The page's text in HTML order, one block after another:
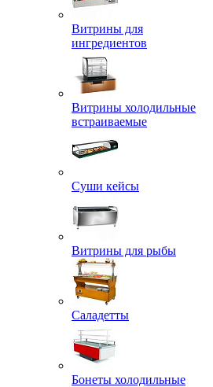
Витрины для
ингредиентов
Витрины холодильные
встраиваемые
Суши кейсы
Витрины для рыбы
Саладетты
Бонеты холодильные